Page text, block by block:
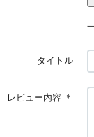
タイトル
レビュー内容 ＊